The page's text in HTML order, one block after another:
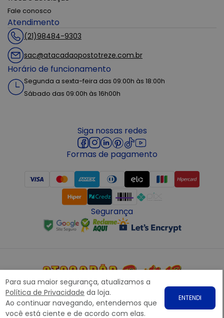
Para sua maior segurança, atualizamos a
Política de Privacidade da loja.
Ao continuar navegando, entendemos que
você está ciente e de acordo com elas.
ENTENDI
Fale conosco
Atendimento
(21)98484-9303
sac@atacadaopostotreze.com.br
Horário de funcionamento
Segunda a sexta-feira das 09:00h às 18:00h
Sábado das 09:00h às 16h00h
Siga nossas redes
Formas de pagamento
Segurança
Copyright © 2022 ATACADÃO POSTO 13 - Todos os direitos
reservados. CNPJ: 15.360.767/0001-07
Rodovia Presidente Dutra, nº1258 Galpão 1268 – Bairro: Prata,